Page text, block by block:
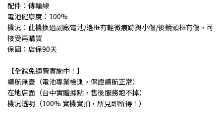
配件：傳輸線
電池健康度：100%
機況：此機換過副廠電池/邊框有輕微痕跡與小傷/後鏡頭框有傷，可
接受再購買
保固：店保90天
【全館免運費實施中！】
續航無憂（電池專業檢測，保證續航正常）
在地店面（台中實體據點，售後服務跑不掉）
機況透明（100% 實機實拍，所見即所得！）